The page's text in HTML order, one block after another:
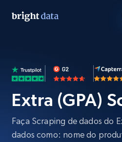
Extra (GPA)
Faça Scraping de dados do
dados como: nome do